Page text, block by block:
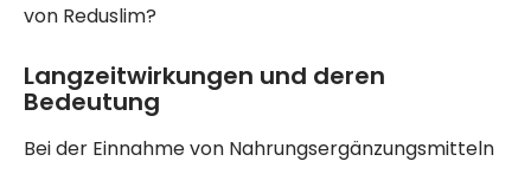
von Reduslim?
Langzeitwirkungen und deren
Bedeutung
Bei der Einnahme von Nahrungsergänzungsmitteln